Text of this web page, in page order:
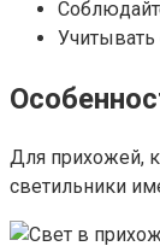
Учитывать
Для прихожей,
светильники